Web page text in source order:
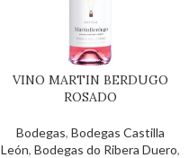
VINO MARTIN BERDUGO
ROSADO
Bodegas, Bodegas Castilla
León, Bodegas do Ribera Duero,